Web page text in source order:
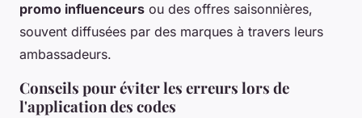
promo influenceurs ou des offres saisonnières,
souvent diffusées par des marques à travers leurs
ambassadeurs.
Conseils pour éviter les erreurs lors de
l'application des codes